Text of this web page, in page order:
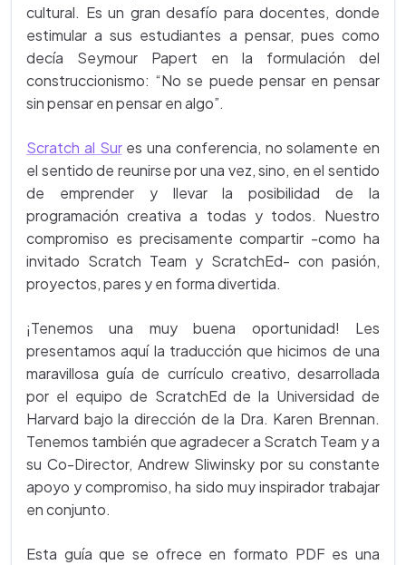
cultural. Es un gran desafío para docentes, donde
estimular a sus estudiantes a pensar, pues como
decía Seymour Papert en la formulación del
construccionismo: “No se puede pensar en pensar
sin pensar en pensar en algo”.
Scratch al Sures una conferencia, no solamente en
el sentido de reunirse por una vez, sino, en el sentido
de emprender y llevar la posibilidad de la
programación creativa a todas y todos. Nuestro
compromiso es precisamente compartir -como ha
invitado Scratch Team y ScratchEd- con pasión,
proyectos, pares y en forma divertida.
¡Tenemos una muy buena oportunidad! Les
presentamos aquí la traducción que hicimos de una
maravillosa guía de currículo creativo, desarrollada
por el equipo de ScratchEd de la Universidad de
Harvard bajo la dirección de la Dra. Karen Brennan.
Tenemos también que agradecer a Scratch Team y a
su Co-Director, Andrew Sliwinsky por su constante
apoyo y compromiso, ha sido muy inspirador trabajar
en conjunto.
Esta guía que se ofrece en formato PDF es una